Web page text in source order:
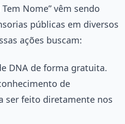
Nome” vêm sendo
públicas em diversos
ações buscam:
DNA de forma gratuita.
de
ser feito diretamente nos